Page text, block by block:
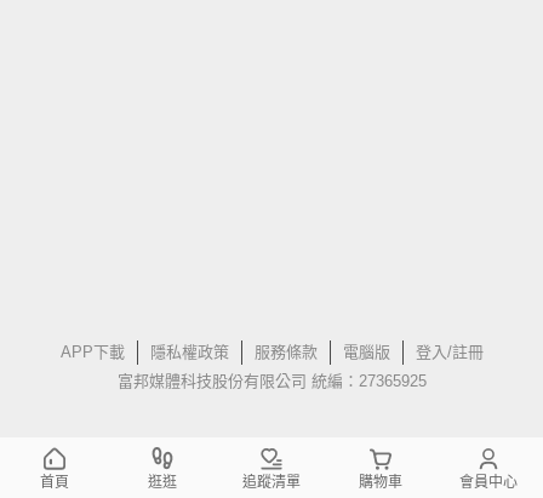
APP下載 隱私權政策 服務條款 電腦版
登入/註冊
富邦媒體科技股份有限公司 統編：27365925
首頁 逛逛 追蹤清單 購物車 會員中心